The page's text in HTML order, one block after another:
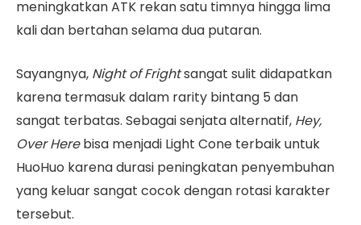
meningkatkan ATK rekan satu timnya hingga lima
kali dan bertahan selama dua putaran.
Sayangnya, Night of Frightsangat sulit didapatkan
karena termasuk dalam rarity bintang 5 dan
sangat terbatas. Sebagai senjata alternatif, Hey,
Over Herebisa menjadi Light Cone terbaik untuk
HuoHuo karena durasi peningkatan penyembuhan
yang keluar sangat cocok dengan rotasi karakter
tersebut.